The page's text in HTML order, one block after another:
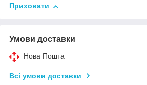
Приховати
Умови доставки
Нова Пошта
Всі умови доставки